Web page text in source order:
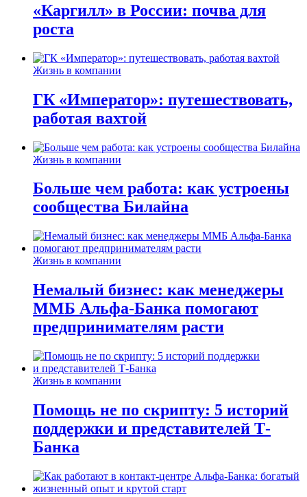
«Каргилл» в России: почва для
роста
Жизнь в компании
ГК «Император»: путешествовать,
работая вахтой
Жизнь в компании
Больше чем работа: как устроены
сообщества Билайна
Жизнь в компании
Немалый бизнес: как менеджеры
ММБ Альфа-Банка помогают
предпринимателям расти
Жизнь в компании
Помощь не по скрипту: 5 историй
поддержки и представителей Т-
Банка